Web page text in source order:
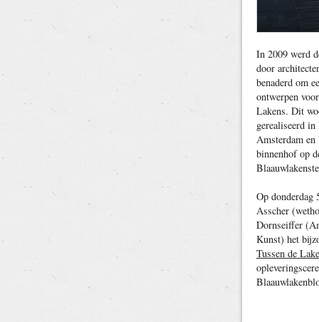
In 2009 werd
door
benaderd om
ontwerpen
Lakens. Dit
gerealiseerd
Amsterdam
binnenhof op
Op
Asscher
Dornseiffer
Kunst) het
Tussen de